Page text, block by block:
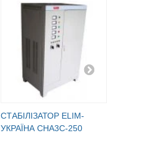
СТАБІЛІЗАТОР ELIM-
УКРАЇНА СНА3С-250